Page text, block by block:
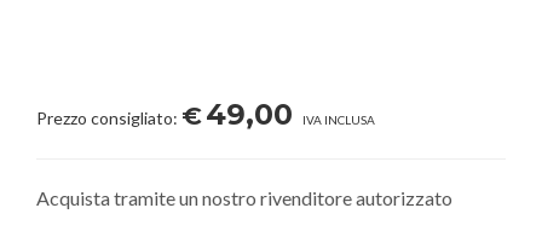
Prezzo consigliato: €49,00 IVA INCLUSA
Acquista tramite un nostro rivenditore autorizzato